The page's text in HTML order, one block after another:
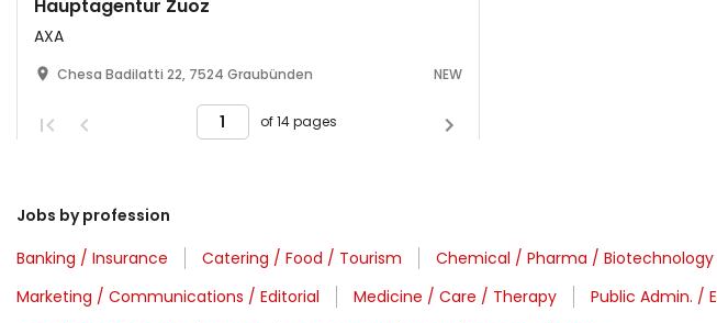
Hauptagentur Zuoz
AXA
Chesa Badilatti 22, 7524 Graubünden NEW
of 14 pages
Jobs by profession
Banking / Insurance
Catering / Food / Tourism Chemical / Pharma / Biotechnology
Marketing / Communications / Editorial
Medicine / Care / Therapy Public Admin. /